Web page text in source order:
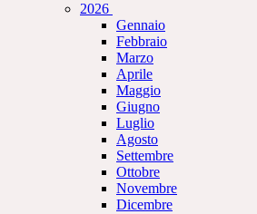
2026
Gennaio
Febbraio
Marzo
Aprile
Maggio
Giugno
Luglio
Agosto
Settembre
Ottobre
Novembre
Dicembre